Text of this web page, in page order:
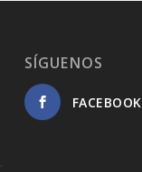
SÍGUENOS
FACEBOOK